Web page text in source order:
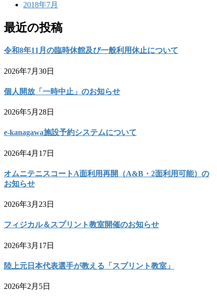
2018年7月
最近の投稿
令和8年11月の臨時休館及び一般利用休止について
2026年7月30日
個人開放「一時中止」のお知らせ
2026年5月28日
e-kanagawa施設予約システムについて
2026年4月17日
オムニテニスコートA面利用再開（A&B・2面利用可能）の
お知らせ
2026年3月23日
フィジカル＆スプリント教室開催のお知らせ
2026年3月17日
陸上元日本代表選手が教える「スプリント教室」
2026年2月5日